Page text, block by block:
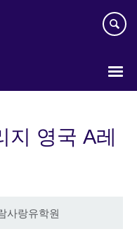
지 영국 A레
사랑유학원